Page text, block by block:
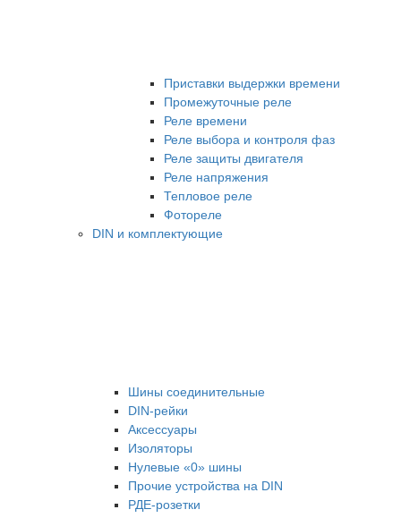
Приставки выдержки времени
Промежуточные реле
Реле времени
Реле выбора и контроля фаз
Реле защиты двигателя
Реле напряжения
Тепловое реле
Фотореле
DIN и комплектующие
Шины соединительные
DIN-рейки
Аксессуары
Изоляторы
Нулевые «0» шины
Прочие устройства на DIN
РДЕ-розетки